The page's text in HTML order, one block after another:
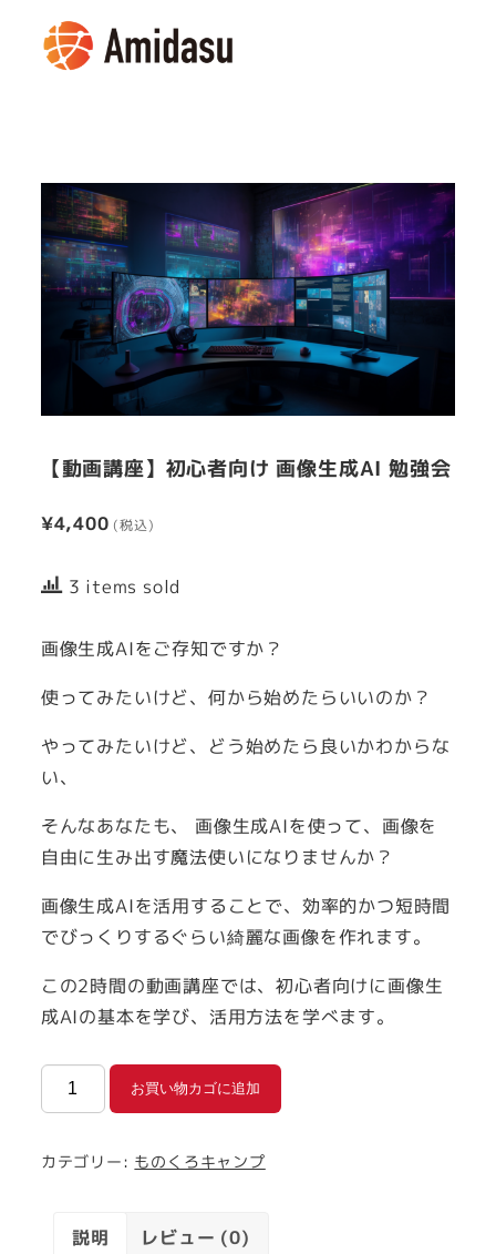
【動画講座】初心者向け 画像生成AI 勉強会
¥4,400
3 items sold
画像生成AIをご存知ですか？
使ってみたいけど、何から始めたらいいのか？
やってみたいけど、どう始めたら良いかわからな
い、
そんなあなたも、 画像生成AIを使って、画像を
自由に生み出す魔法使いになりませんか？
画像生成AIを活用することで、効率的かつ短時間
でびっくりするぐらい綺麗な画像を作れます。
この2時間の動画講座では、初心者向けに画像生
成AIの基本を学び、活用方法を学べます。
【動
画
座】
お買い物カゴに追加
カテゴリー: ものくろキャンプ
説明 レビュー (0)